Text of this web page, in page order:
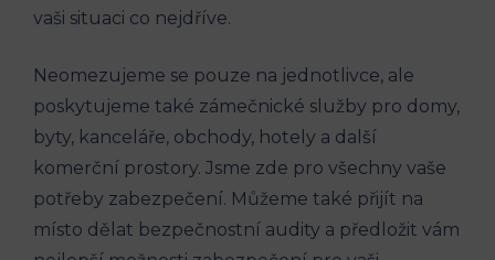
vaši situaci co nejdříve.
Neomezujeme se pouze na jednotlivce, ale
poskytujeme také zámečnické služby pro domy,
byty, kanceláře, obchody, hotely a další
komerční prostory. Jsme zde pro všechny vaše
potřeby zabezpečení. Můžeme také přijít na
místo dělat bezpečnostní audity a předložit vám